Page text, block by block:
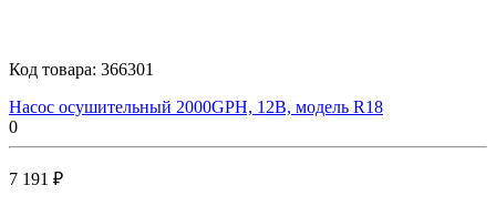
Код товара: 366301
Насос осушительный 2000GPH, 12В, модель R18
0
7 191 ₽